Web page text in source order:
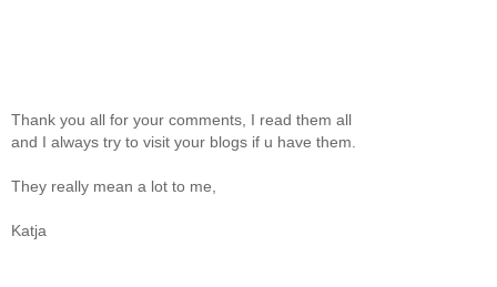
Thank you all for your comments, I read them all
and I always try to visit your blogs if u have them.
They really mean a lot to me,
Katja